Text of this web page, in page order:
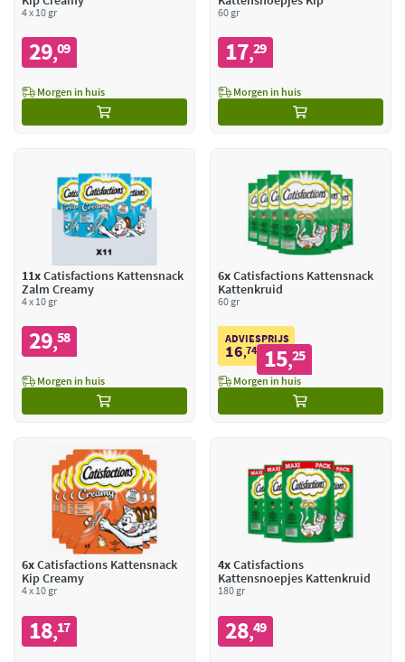
4 x 10 gr
29,09
Morgen in huis
60 gr
17,29
Morgen in huis
11xCatisfactions Kattensnack
Zalm Creamy
4 x 10 gr
29,58
Morgen in huis
6xCatisfactions Kattensnack
Kattenkruid
60 gr
ADVIESPRIJS
16,74 15,25
Morgen in huis
6xCatisfactions Kattensnack
Kip Creamy
4 x 10 gr
18,17
4xCatisfactions
Kattensnoepjes Kattenkruid
180 gr
28,49